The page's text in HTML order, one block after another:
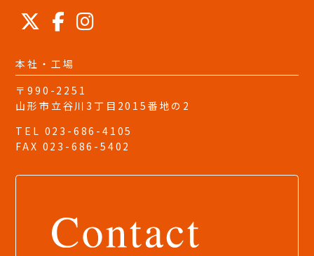
本社・工場
〒990-2251
山形市立谷川3丁目2015番地の2
TEL 023-686-4105
FAX 023-686-5402